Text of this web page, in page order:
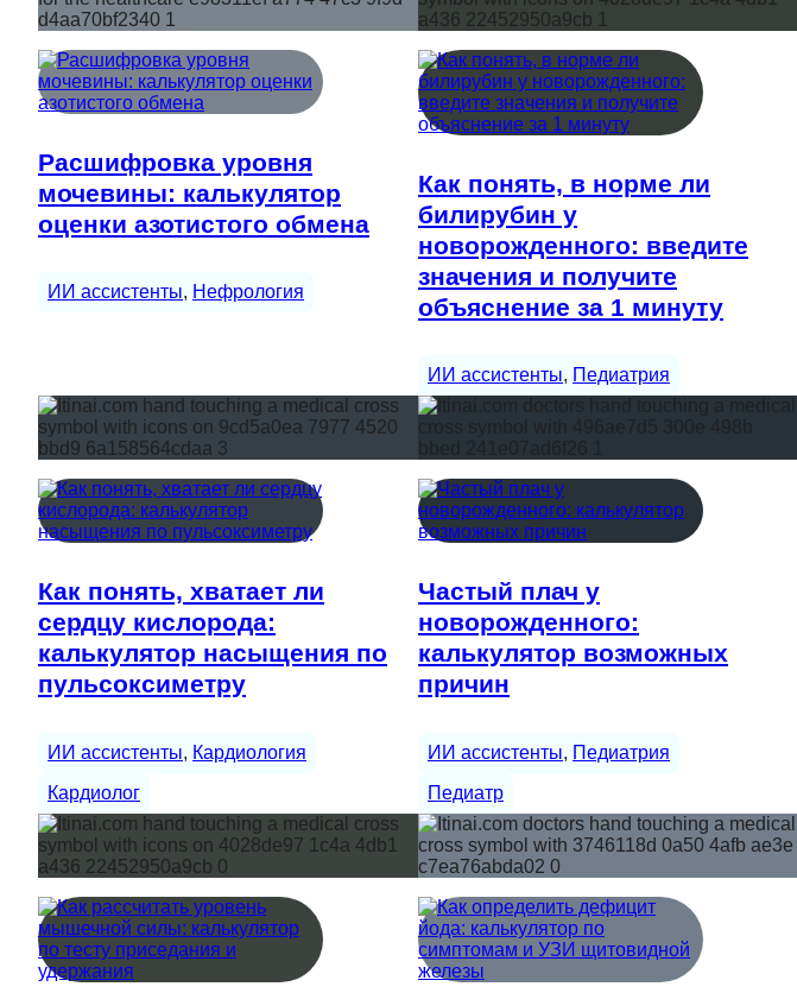
Расшифровка уровня
мочевины: калькулятор
оценки азотистого обмена
ИИ ассистенты, Нефрология
Как понять, в норме ли
билирубин у
новорожденного: введите
значения и получите
объяснение за 1 минуту
ИИ ассистенты, Педиатрия
Как понять, хватает ли
сердцу кислорода:
калькулятор насыщения по
пульсоксиметру
ИИ ассистенты, Кардиология
Кардиолог
Частый плач у
новорожденного:
калькулятор возможных
причин
ИИ ассистенты, Педиатрия
Педиатр